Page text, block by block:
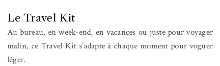
Le Travel Kit
Au bureau, en week-end, en vacances ou juste pour voyager
malin, ce Travel Kit s’adapte à chaque moment pour voguer
léger.